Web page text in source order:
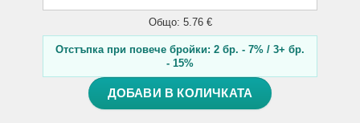
Общо: 5.76 €
Отстъпка при повече бройки: 2 бр. - 7% / 3+ бр.
- 15%
ДОБАВИ В КОЛИЧКАТА